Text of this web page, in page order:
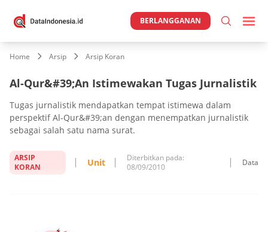
BERLANGGANAN
Home Arsip Arsip Koran
Al-Qur&#39;An Istimewakan Tugas Jurnalistik
Tugas jurnalistik mendapatkan tempat istimewa dalam
perspektif Al-Qur&#39;an dengan menempatkan jurnalistik
sebagai salah satu nama surat.
ARSIP
KORAN
Unit
Diterbitkan pada:
08/09/2010
Data